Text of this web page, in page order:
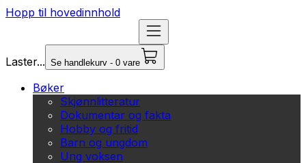
Hopp til hovedinnhold
Laster... Se handlekurv - 0 vare
Bøker
Skjønnlitteratur
Dokumentar og fakta
Hobby og fritid
Barn og ungdom
Ung voksen